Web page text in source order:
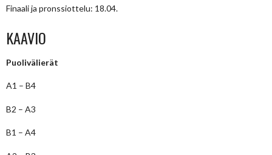
Finaali ja pronssiottelu: 18.04.
KAAVIO
Puolivälierät
A1 – B4
B2 – A3
B1 – A4